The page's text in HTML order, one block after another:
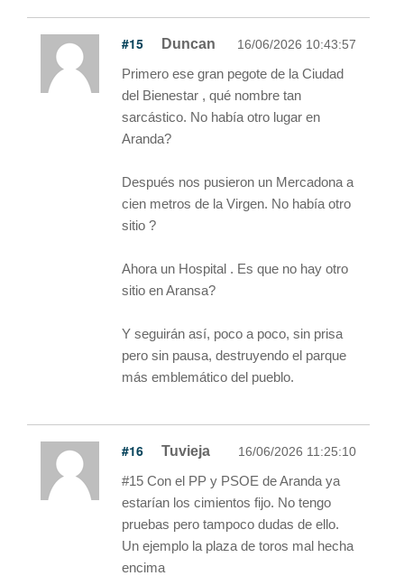
#15 Duncan 16/06/2026 10:43:57
Primero ese gran pegote de la Ciudad
del Bienestar , qué nombre tan
sarcástico. No había otro lugar en
Aranda?
Después nos pusieron un Mercadona a
cien metros de la Virgen. No había otro
sitio ?
Ahora un Hospital . Es que no hay otro
sitio en Aransa?
Y seguirán así, poco a poco, sin prisa
pero sin pausa, destruyendo el parque
más emblemático del pueblo.
#16 Tuvieja 16/06/2026 11:25:10
#15 Con el PP y PSOE de Aranda ya
estarían los cimientos fijo. No tengo
pruebas pero tampoco dudas de ello.
Un ejemplo la plaza de toros mal hecha
encima